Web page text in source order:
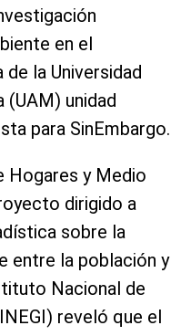
en el
la Universidad
unidad
para SinEmbargo.
Hogares y Medio
dirigido a
sobre la
entre la población y
Nacional de
reveló que el